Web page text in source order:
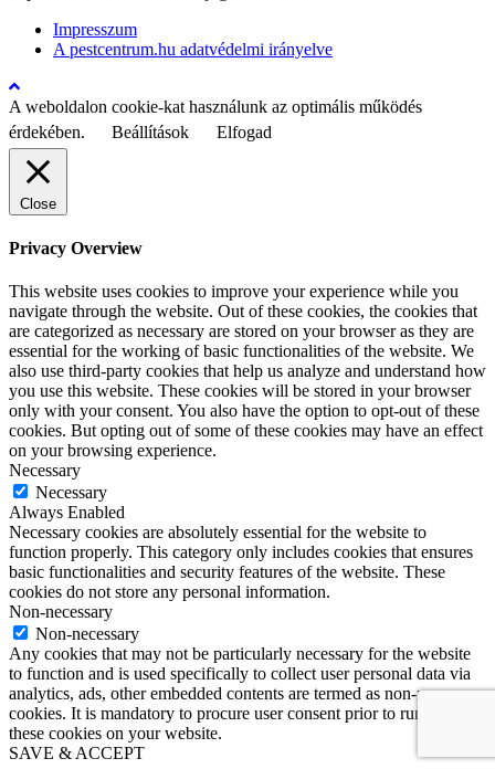
Impresszum
A pestcentrum.hu adatvédelmi irányelve
A weboldalon cookie-kat használunk az optimális működés
érdekében.
Beállítások Elfogad
Close
Privacy Overview
This website uses cookies to improve your experience while you
navigate through the website. Out of these cookies, the cookies that
are categorized as necessary are stored on your browser as they are
essential for the working of basic functionalities of the website. We
also use third-party cookies that help us analyze and understand how
you use this website. These cookies will be stored in your browser
only with your consent. You also have the option to opt-out of these
cookies. But opting out of some of these cookies may have an effect
on your browsing experience.
Necessary
Necessary
Always Enabled
Necessary cookies are absolutely essential for the website to
function properly. This category only includes cookies that ensures
basic functionalities and security features of the website. These
cookies do not store any personal information.
Non-necessary
Non-necessary
Any cookies that may not be particularly necessary for the website
to function and is used specifically to collect user personal data via
analytics, ads, other embedded contents are termed as non-necessary
cookies. It is mandatory to procure user consent prior to running
these cookies on your website.
SAVE & ACCEPT